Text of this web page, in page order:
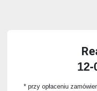
12-
* przy opłaceniu